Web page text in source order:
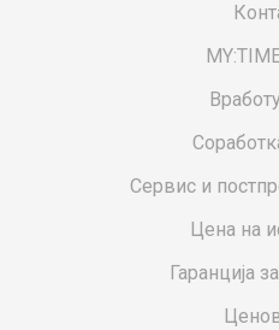
Сервис и
Цена на
Гаранција